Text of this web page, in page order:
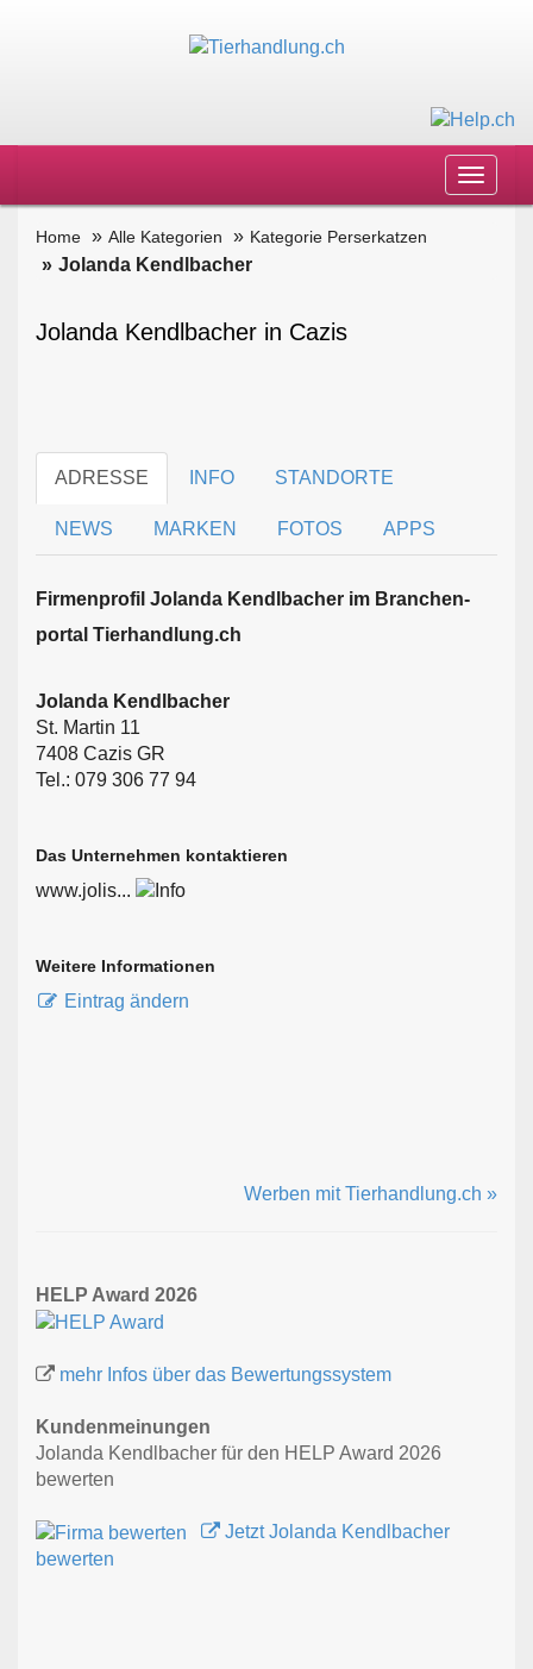
Toggle
Home Alle Kategorien Kategorie Perserkatzen
Jolanda Kendlbacher
Jolanda Kendlbacher in Cazis
ADRESSE INFO STANDORTE
NEWS MARKEN FOTOS APPS
Firmen­profil Jolanda Kendlbacher im Branchen­
portal Tierhandlung.ch
Jolanda Kendlbacher
St. Martin 11
7408 Cazis GR
Tel.: 079 306 77 94
Das Unternehmen kontaktieren
www.jolis...
Weitere Informationen
Eintrag ändern
Werben mit Tierhandlung.ch »
HELP Award 2026
mehr Infos über das Bewertungssystem
Kundenmeinungen
Jolanda Kendlbacher für den HELP Award 2026
bewerten
Jetzt Jolanda Kendlbacher
bewerten